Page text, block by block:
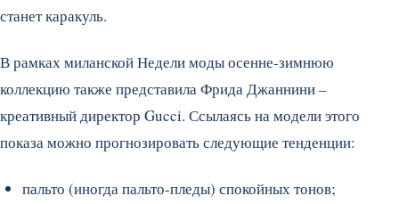
станет каракуль.
В рамках миланской Недели моды осенне-зимнюю
коллекцию также представила Фрида Джаннини –
креативный директор Gucci. Ссылаясь на модели этого
показа можно прогнозировать следующие тенденции:
пальто (иногда пальто-пледы) спокойных тонов;